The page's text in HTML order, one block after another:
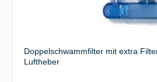
Doppelschwammfilter mit extra
Luftheber